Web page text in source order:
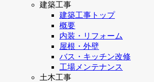
建築工事
建築工事トップ
概要
内装・リフォーム
屋根・外壁
バス・キッチン改修
工場メンテナンス
土木工事